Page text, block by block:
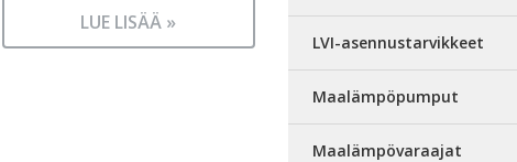
LUE LISÄÄ »
LVI-asennustarvikkeet
Maalämpöpumput
Maalämpövaraajat